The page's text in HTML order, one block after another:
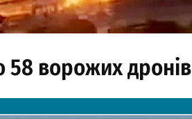
58 ворожих дронів